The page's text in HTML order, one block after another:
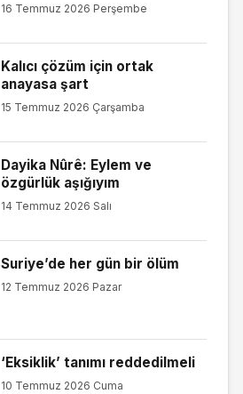
16 Temmuz 2026 Perşembe
Kalıcı çözüm için ortak
anayasa şart
15 Temmuz 2026 Çarşamba
Dayika Nûrê: Eylem ve
özgürlük aşığıyım
14 Temmuz 2026 Salı
Suriye’de her gün bir ölüm
12 Temmuz 2026 Pazar
‘Eksiklik’ tanımı reddedilmeli
10 Temmuz 2026 Cuma